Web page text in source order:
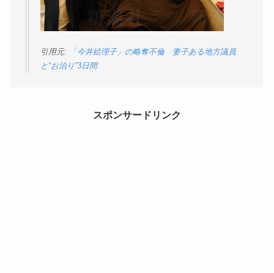
引用元:
「今井絵理子」の略奪不倫 妻子ある地方議員
と“お泊り”3日間
スポンサードリンク